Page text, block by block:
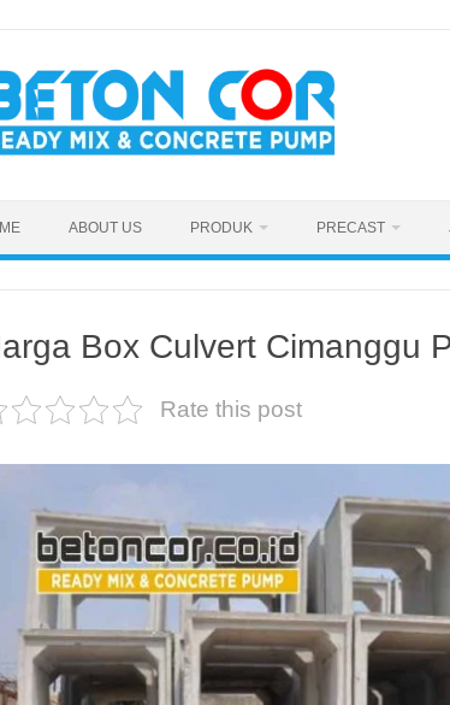
ABOUT US PRODUK PRECAST
Box Culvert Cimanggu
Rate this post